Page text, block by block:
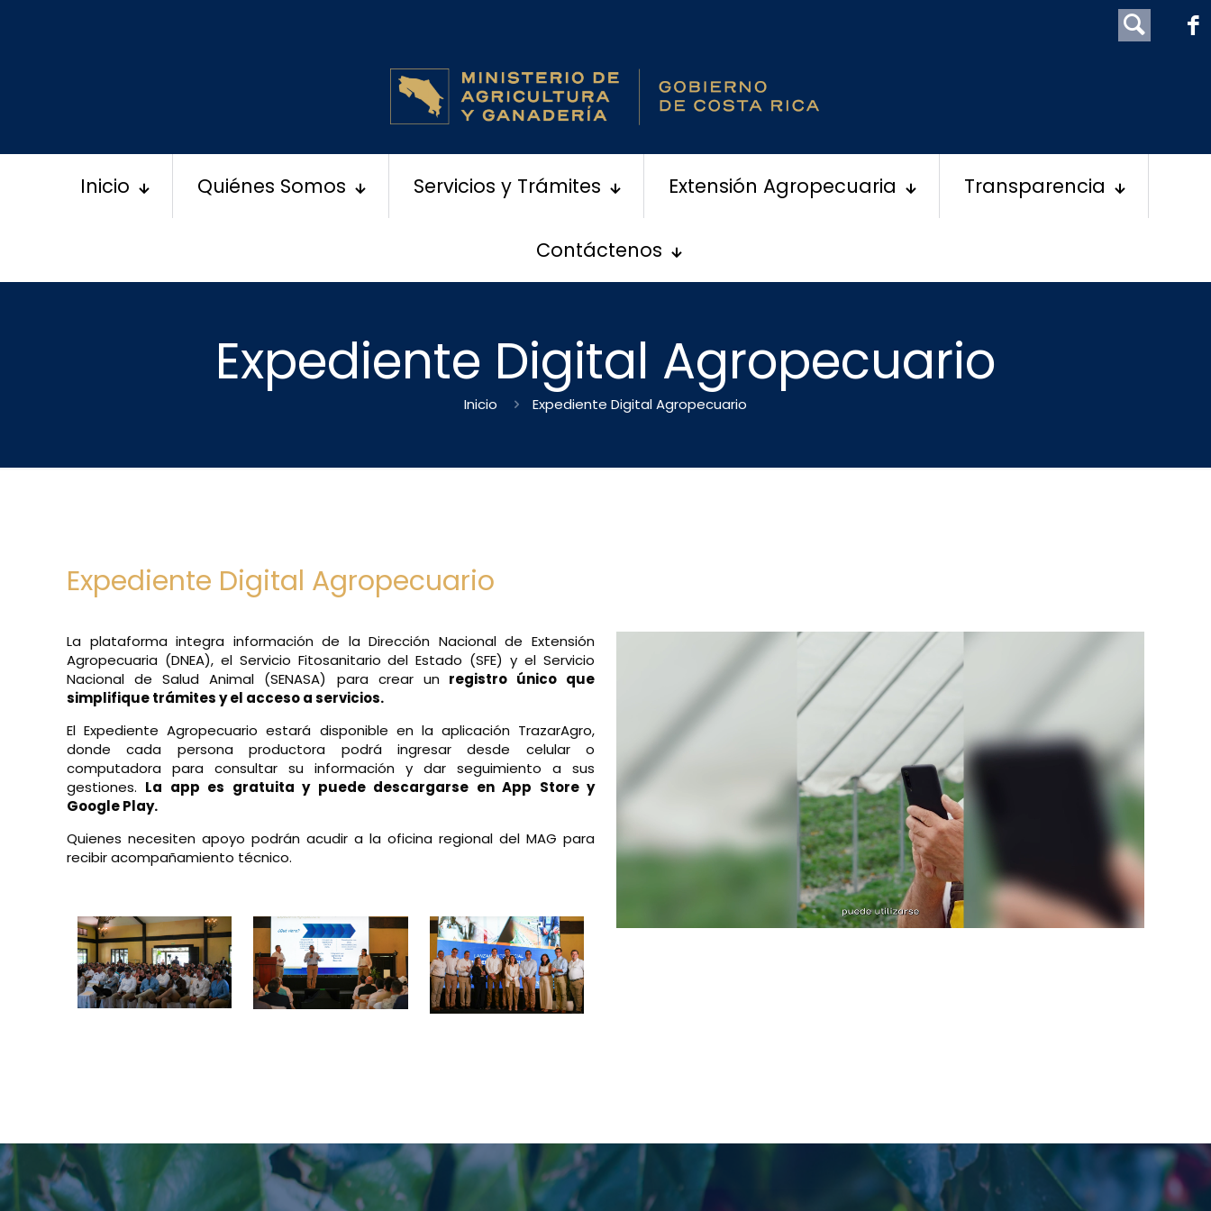
Inicio Quiénes Somos Servicios y Trámites Extensión Agropecuaria Transparencia
Contáctenos
Expediente Digital Agropecuario
Inicio Expediente Digital Agropecuario
Expediente Digital Agropecuario
La plataforma integra información de la Dirección Nacional de Extensión
Agropecuaria (DNEA), el Servicio Fitosanitario del Estado (SFE) y el Servicio
Nacional de Salud Animal (SENASA) para crear unregistro único que
simplifique trámites y el acceso a servicios.
El Expediente Agropecuario estará disponible en la aplicación TrazarAgro,
donde cada persona productora podrá ingresar desde celular o
computadora para consultar su información y dar seguimiento a sus
gestiones. La app es gratuita y puede descargarse en App Store y
Google Play.
Quienes necesiten apoyo podrán acudir a la oficina regional del MAG para
recibir acompañamiento técnico.